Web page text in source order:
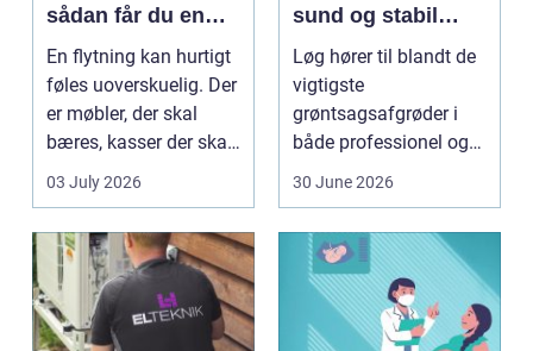
sådan får du en
tryg og effektiv
flytning
En flytning kan hurtigt
føles uoverskuelig. Der
er møbler, der skal
bæres, kasser der skal
pakkes, o...
03 July 2026
sund og stabil
løgavl
Løg hører til blandt de
vigtigste
grøntsagsafgrøder i
både professionel og
hobbybaseret
30 June 2026